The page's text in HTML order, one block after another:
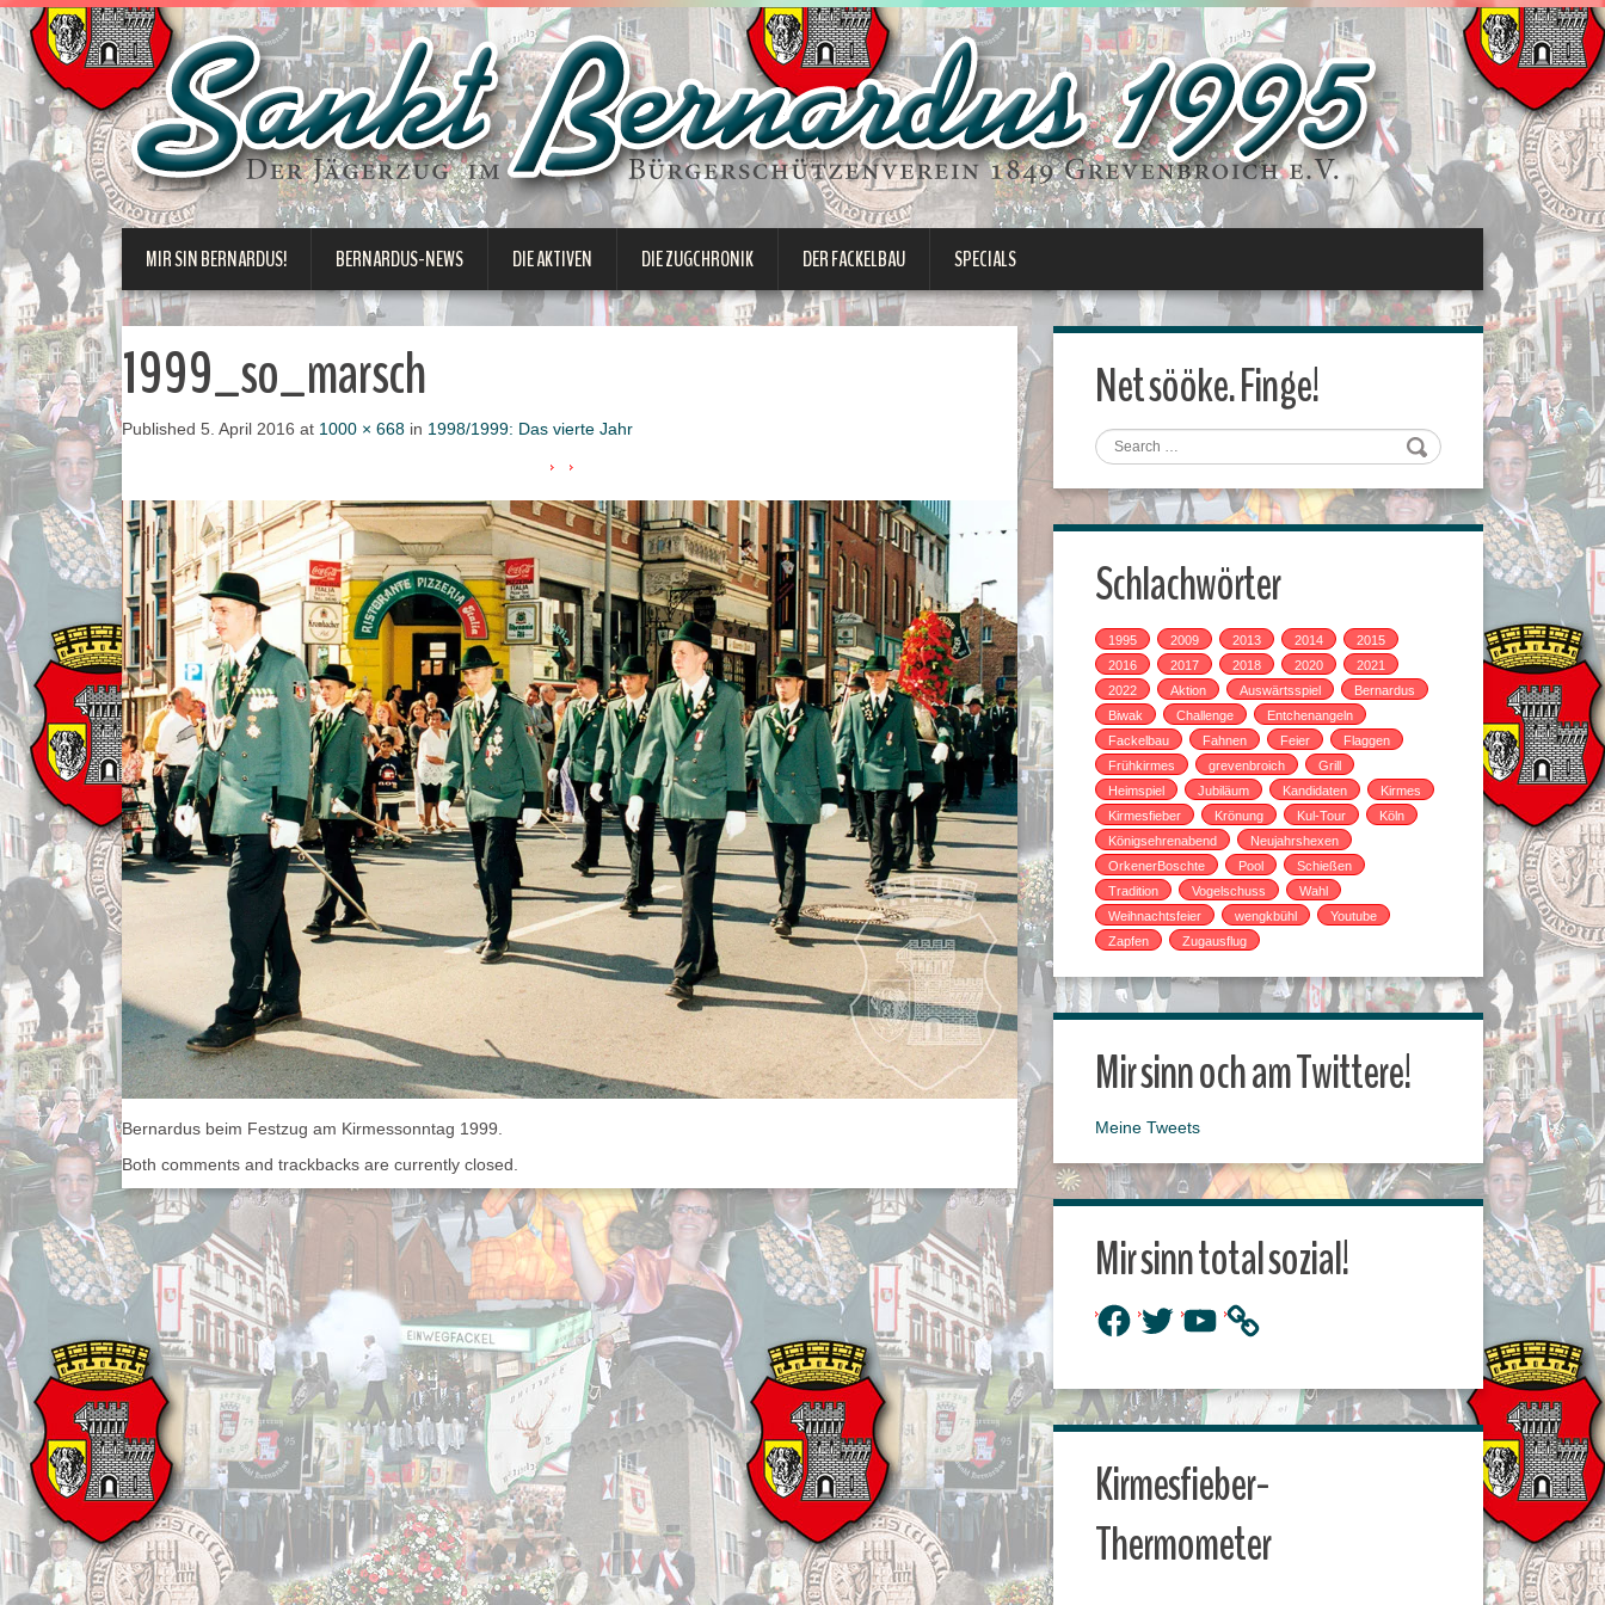
MIR SIN BERNARDUS! BERNARDUS-NEWS DIE AKTIVEN DIE ZUGCHRONIK DER FACKELBAU SPECIALS
1999_so_marsch
Published 5. April 2016 at 1000 × 668 in 1998/1999: Das vierte Jahr
Bernardus beim Festzug am Kirmessonntag 1999.
Both comments and trackbacks are currently closed.
Net sööke. Finge!
Search
Schlachwörter
1995 2009 2013 2014
2015
2016
2017 2018 2020
2021
2022
Aktion Auswärtsspiel
Bernardus
Biwak
Challenge
Entchenangeln
Fackelbau
Fahnen Feier
Flaggen
Frühkirmes
grevenbroich
Grill
Heimspiel
Jubiläum Kandidaten
Kirmes
Kirmesfieber
Krönung Kul-Tour
Köln
Königsehrenabend
Neujahrshexen
OrkenerBoschte
Pool
Schießen
Tradition
Vogelschuss
Wahl
Weihnachtsfeier
wengkbühl
Youtube
Zapfen
Zugausflug
Mir sinn och am Twittere!
Meine Tweets
Mir sinn total sozial!
Facebook
TwitterYouTube
Kirmesfieber-
Thermometer